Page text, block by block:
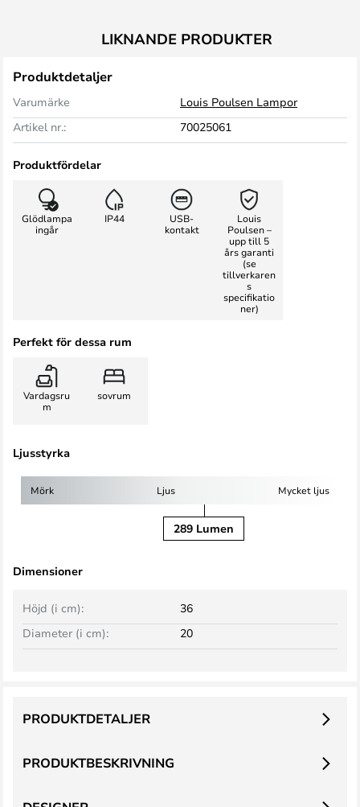
LIKNANDE PRODUKTER
Produktdetaljer
Varumärke
Louis Poulsen Lampor
Artikel nr.:
70025061
Produktfördelar
Glödlampa
ingår
IP44
USB-
kontakt
Louis
Poulsen –
upp till 5
års garanti
(se
tillverkaren
s
specifikatio
ner)
Perfekt för dessa rum
Vardagsru
m
sovrum
Ljusstyrka
Mörk Ljus Mycket ljus
289 Lumen
Dimensioner
Höjd (i cm):
36
Diameter (i cm):
20
PRODUKTBESKRIVNING
PRODUKTDETALJER